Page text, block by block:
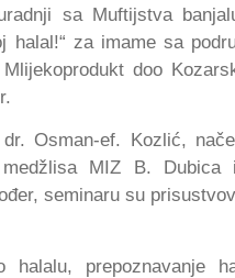
sa Muftijstva
za imame sa
doo
Osman-ef. Kozlić,
MIZ B.
seminaru su
prepoznavanje